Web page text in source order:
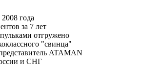
года
за 7 лет
отгружено
"свинца"
ATAMAN
и СНГ